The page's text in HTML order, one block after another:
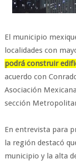
El municipio
localidades con
podrá construir
acuerdo con
Asociación
sección
En entrevista para
la región destacó
municipio y la alta